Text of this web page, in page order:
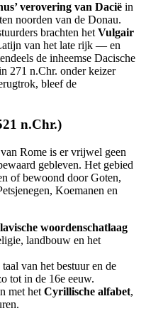
verovering van Dacië in
noorden van de Donau.
brachten het Vulgair
van het late rijk — en
de inheemse Dacische
271 n.Chr. onder keizer
bleef de
n.Chr.)
Rome is er vrijwel geen
gebleven. Het gebied
of bewoond door Goten,
Koemanen en
woordenschatlaag
landbouw en het
taal van het bestuur en de
tot in de 16e eeuw.
met het Cyrillische alfabet,